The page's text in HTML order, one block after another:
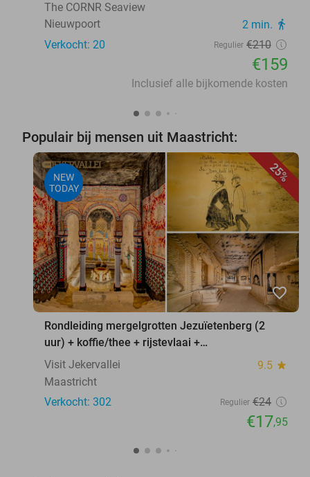
The CORNR Seaview
Nieuwpoort
2 min. directions_walk
Verkocht: 20 Regulier €210
€159
Inclusief alle bijkomende kosten
Populair bij mensen uit Maastricht:
25%
NEW
TODAY
favorite_border
Rondleiding mergelgrotten Jezuïetenberg (2
uur) + koffie/thee + rijstevlaai +
waxinelichthouder
Visit Jekervallei 9.5 star
Maastricht
Verkocht: 302
Regulier €24
€17,95